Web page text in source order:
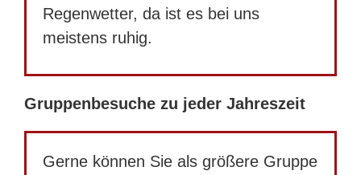
Regenwetter, da ist es bei uns
meistens ruhig.
Gruppenbesuche zu jeder Jahreszeit
Gerne können Sie als größere Gruppe